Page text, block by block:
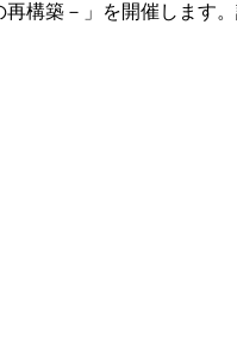
構築－」を開催します